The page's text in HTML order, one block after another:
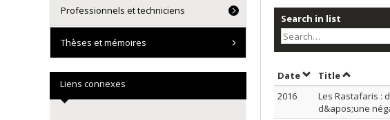
Search in list
DateSort by date in
TitleSort by
2016
Les Rastafaris :
d&apos;une
Professionnels et techniciens
Thèses et mémoires
Liens connexes